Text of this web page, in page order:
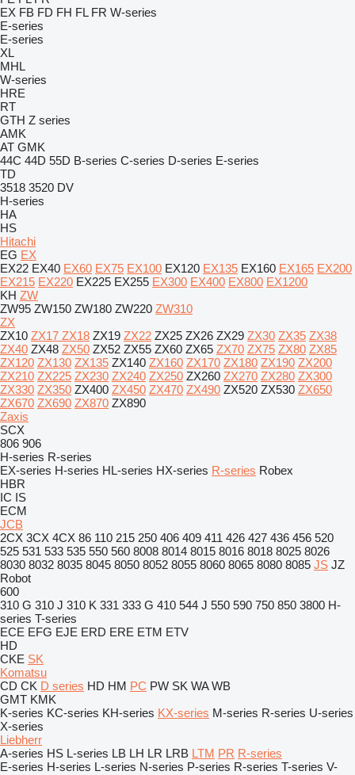
EX FB FD FH FL FR W-series
E-series
E-series
XL
MHL
W-series
HRE
RT
GTH Z series
AMK
AT GMK
44C 44D 55D B-series C-series D-series E-series
TD
3518 3520 DV
H-series
HA
HS
Hitachi
EG EX
EX22 EX40 EX60 EX75 EX100 EX120 EX135 EX160 EX165 EX200
EX215 EX220 EX225 EX255 EX300 EX400 EX800 EX1200
KH ZW
ZW95 ZW150 ZW180 ZW220 ZW310
ZX
ZX10 ZX17 ZX18 ZX19 ZX22 ZX25 ZX26 ZX29 ZX30 ZX35 ZX38
ZX40 ZX48 ZX50 ZX52 ZX55 ZX60 ZX65 ZX70 ZX75 ZX80 ZX85
ZX120 ZX130 ZX135 ZX140 ZX160 ZX170 ZX180 ZX190 ZX200
ZX210 ZX225 ZX230 ZX240 ZX250 ZX260 ZX270 ZX280 ZX300
ZX330 ZX350 ZX400 ZX450 ZX470 ZX490 ZX520 ZX530 ZX650
ZX670 ZX690 ZX870 ZX890
Zaxis
SCX
806 906
H-series R-series
EX-series H-series HL-series HX-series R-series Robex
HBR
IC IS
ECM
JCB
2CX 3CX 4CX 86 110 215 250 406 409 411 426 427 436 456 520
525 531 533 535 550 560 8008 8014 8015 8016 8018 8025 8026
8030 8032 8035 8045 8050 8052 8055 8060 8065 8080 8085 JS JZ
Robot
600
310 G 310 J 310 K 331 333 G 410 544 J 550 590 750 850 3800 H-
series T-series
ECE EFG EJE ERD ERE ETM ETV
HD
CKE SK
Komatsu
CD CK D series HD HM PC PW SK WA WB
GMT KMK
K-series KC-series KH-series KX-series M-series R-series U-series
X-series
Liebherr
A-series HS L-series LB LH LR LRB LTM PR R-series
E-series H-series L-series N-series P-series R-series T-series V-